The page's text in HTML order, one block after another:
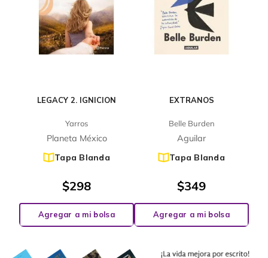
LEGACY 2. IGNICION
Yarros
Planeta México
Tapa Blanda
$298
Agregar a mi bolsa
EXTRANOS
Belle Burden
Aguilar
Tapa Blanda
$349
Agregar a mi bolsa